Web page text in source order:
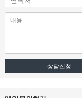
상담신청